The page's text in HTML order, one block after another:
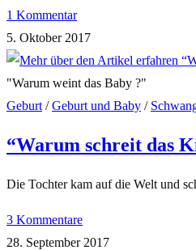
1 Kommentar
5. Oktober 2017
"Warum weint das Baby ?"
Geburt /Geburt und Baby /
“Warum schreit das
Die Tochter kam auf die Welt und
3 Kommentare
28. September 2017